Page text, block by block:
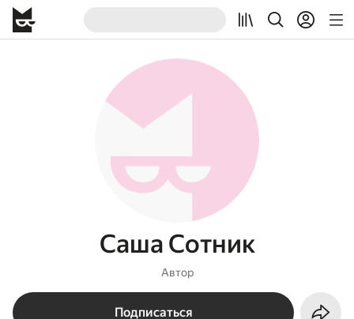
Саша Сотник
Автор
Подписаться